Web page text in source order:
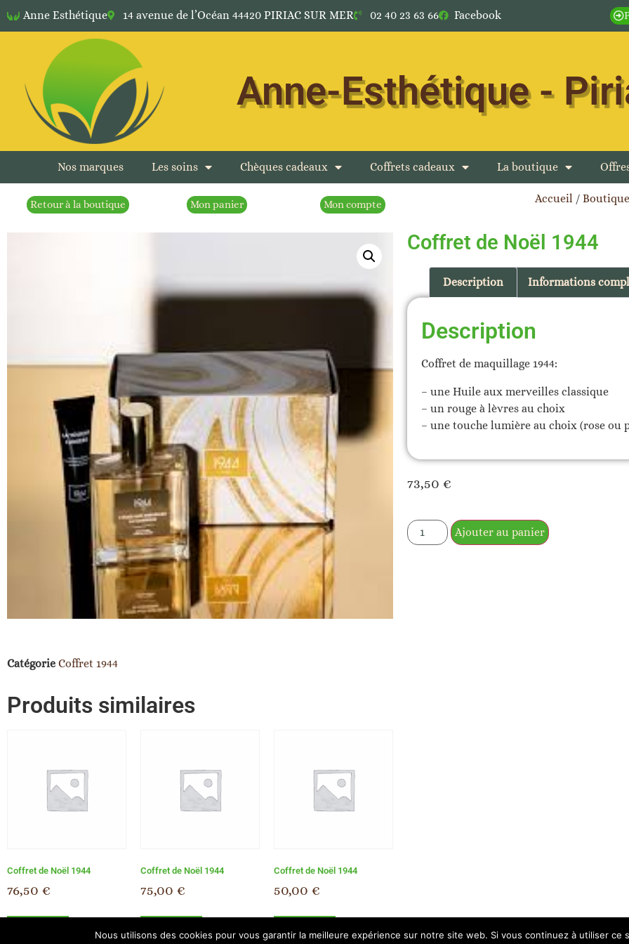
Anne Esthétique 14 avenue de l’Océan 44420 PIRIAC SUR MER 02 40 23 63 66 Facebook
Anne-Esthétique -
Nos marques Les soins Chèques cadeaux Coffrets cadeaux La boutique
Retour à la boutique Mon panier Mon compte Accueil /Boutique
Coffret de Noël 1944
Description Informations
Description
Coffret de maquillage 1944:
– une Huile aux merveilles classique
– un rouge à lèvres au choix
– une touche lumière au choix (rose ou
73,50 €
Ajouter au panier
Catégorie Coffret 1944
Produits similaires
Coffret de Noël 1944
76,50 €
Coffret de Noël 1944
75,00 €
Coffret de Noël 1944
50,00 €
Nous utilisons des cookies pour vous garantir la meilleure expérience sur notre site web. Si vous continuez à utiliser